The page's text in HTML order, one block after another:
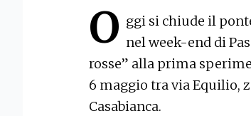
O ggi si chiude il
nel week-end di
rosse” alla prima
6 maggio tra via Equilio,
Casabianca.